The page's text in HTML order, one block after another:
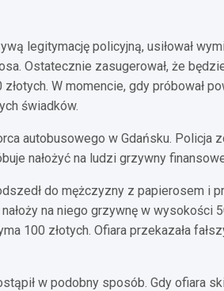
legitymację policyjną, usiłował
Ostatecznie zasugerował, że
W momencie, gdy próbował
świadków.
autobusowego w Gdańsku. Policja
nałożyć na ludzi grzywny
do mężczyzny z papierosem i
na niego grzywnę w wysokości
100 złotych. Ofiara przekazała
w podobny sposób. Gdy ofiara